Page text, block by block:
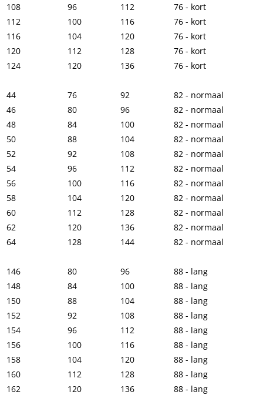
108
96 112
76 - kort
112
100 116
76 - kort
116
104 120
76 - kort
120
112 128
76 - kort
124
120 136 76 - kort
44 76 92
82 - normaal
46
80 96
82 - normaal
48
84 100
82 - normaal
50
88 104
82 - normaal
52
92 108
82 - normaal
54
96 112
82 - normaal
56
100 116
82 - normaal
58
104 120
82 - normaal
60
112 128
82 - normaal
62
120 136
82 - normaal
64
128 144 82 - normaal
146 80 96
88 - lang
148
84 100
88 - lang
150
88 104
88 - lang
152
92 108
88 - lang
154
96 112
88 - lang
156
100 116
88 - lang
158
104 120
88 - lang
160
112 128
88 - lang
162
120 136 88 - lang